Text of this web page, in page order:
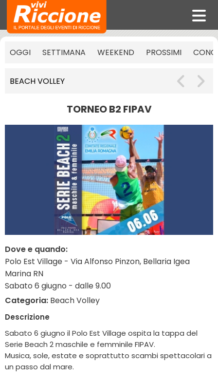
OGGI SETTIMANA WEEKEND PROSSIMI
BEACH VOLLEY
TORNEO B2 FIPAV
Dove e quando:
Polo Est Village - Via Alfonso Pinzon, Bellaria Igea
Marina RN
Sabato 6 giugno - dalle 9.00
Categoria: Beach Volley
Descrizione
Sabato 6 giugno il Polo Est Village ospita la tappa del
Serie Beach 2 maschile e femminile FIPAV.
Musica, sole, estate e soprattutto scambi spettacolari a
un passo dal mare.